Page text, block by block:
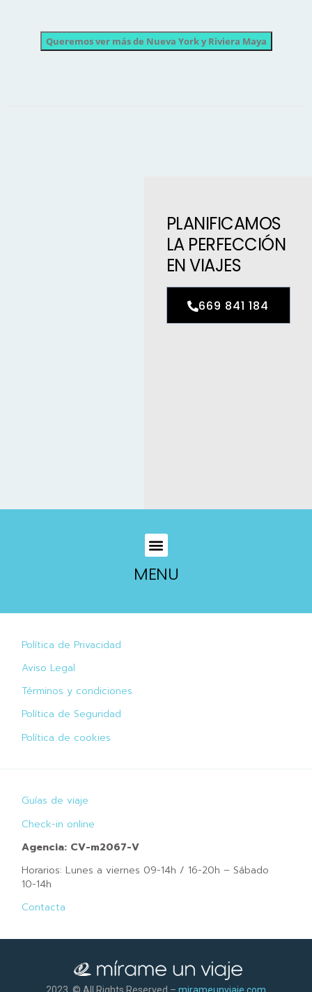
Queremos ver más de Nueva York y Riviera Maya
PLANIFICAMOS
LA PERFECCIÓN
EN VIAJES
669 841 184
MENU
Política de Privacidad
Aviso Legal
Términos y condiciones
Política de Seguridad
Política de cookies
Guías de viaje
Check-in online
Agencia: CV-m2067-V
Horarios: Lunes a viernes 09-14h / 16-20h – Sábado
10-14h
Contacta